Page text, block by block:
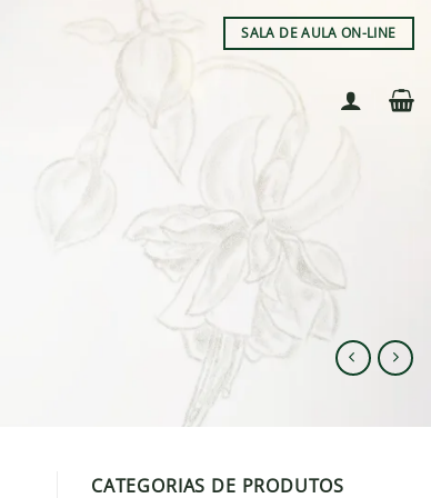
SALA DE AULA ON-LINE
CATEGORIAS DE PRODUTOS